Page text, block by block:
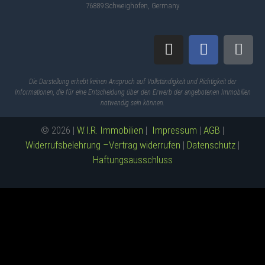
76889 Schweighofen, Germany
Die Darstellung erhebt keinen Anspruch auf Vollständigkeit und Richtigkeit der
Informationen, die für eine Entscheidung über den Erwerb der angebotenen Immobilien
notwendig sein können.
© 2026 | W.I.R. Immobilien | Impressum | AGB |
Widerrufsbelehrung –Vertrag widerrufen | Datenschutz |
Haftungsausschluss